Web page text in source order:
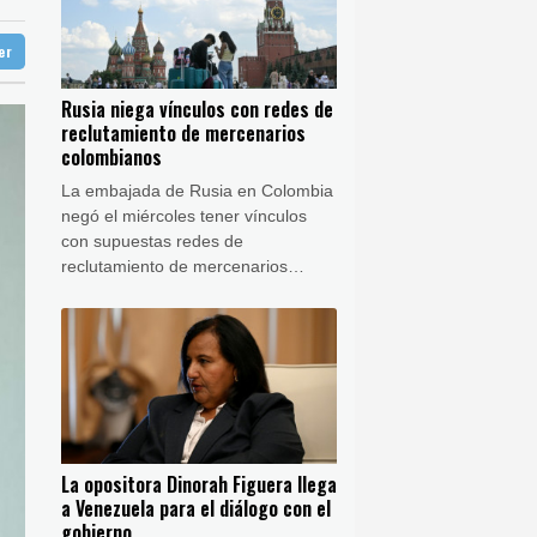
31 °C
29 °C
Buenos Aires
14 °C
21 °C
el gobierno
y un avión comercial
de los hogares
Rusia niega vínculos con redes de
reclutamiento de mercenarios
colombianos
La embajada de Rusia en Colombia
negó el miércoles tener vínculos
con supuestas redes de
reclutamiento de mercenarios
en conflictos armados del mundo.
La opositora Dinorah Figuera llega
a Venezuela para el diálogo con el